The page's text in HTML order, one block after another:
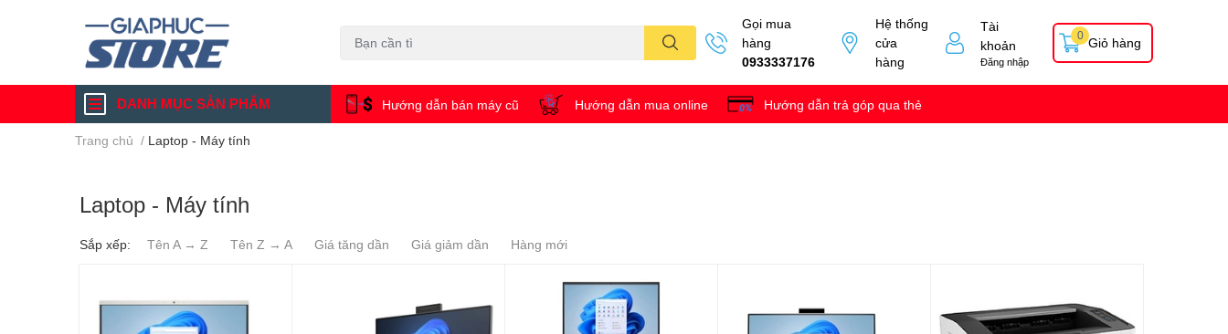
Gọi mua
hàng
0933337176
Hệ thống
cửa
hàng
Tài
khoản
Đăng nhập
Giỏ hàng
0
DANH MỤC SẢN PHẨM Hướng dẫn bán máy cũ Hướng dẫn mua online Hướng dẫn trả góp qua thẻ
Trang chủ / Laptop - Máy tính
Laptop - Máy tính
Sắp xếp: Tên A → Z Tên Z → A Giá tăng dần Giá giảm dần Hàng mới